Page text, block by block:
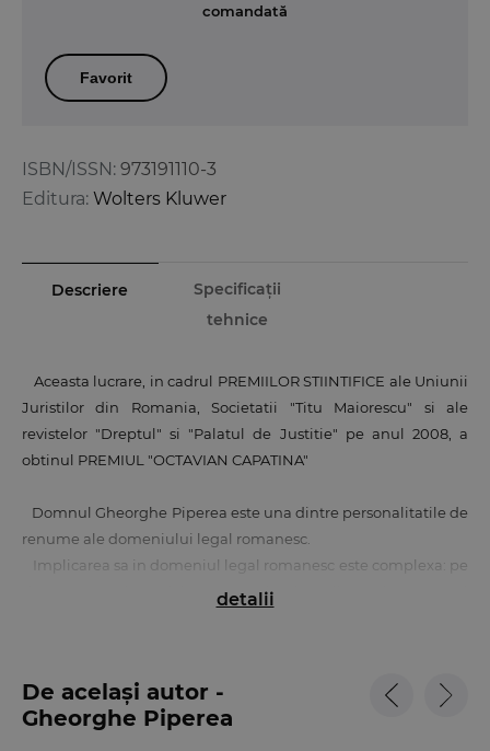
ISBN/ISSN: 973191110-3
Editura: Wolters Kluwer
comandată
Favorit
Descriere
Specificații
tehnice
Aceasta lucrare, in cadrul PREMIILOR STIINTIFICE ale Uniunii
Juristilor din Romania, Societatii "Titu Maiorescu" si ale
revistelor "Dreptul" si "Palatul de Justitie" pe anul 2008, a
obtinul PREMIUL "OCTAVIAN CAPATINA"
Domnul Gheorghe Piperea este una dintre personalitatile de
renume ale domeniului legal romanesc.
Implicarea sa in domeniul legal romanesc este complexa: pe
de o parte prin activitatea practica in calitate de avocat si
In domeniul insolventei comerciale, Gheorghe Piperea este
detalii
De același autor -
Gheorghe Piperea